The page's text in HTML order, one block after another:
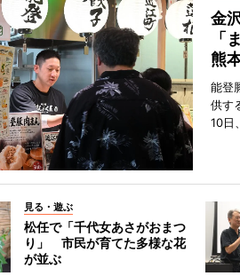
金
「
熊
能登
供す
10日
見る・遊ぶ
松任で「千代女あさがおまつ
り」 市民が育てた多様な花
が並ぶ